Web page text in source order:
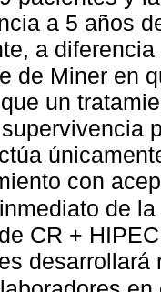
a 5 años
a
de Miner en
un
con
de
CR +